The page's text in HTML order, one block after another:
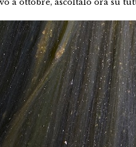
a ottobre, ascoltalo ora su